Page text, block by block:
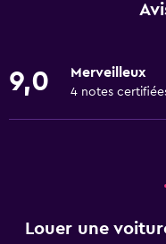
9,0 Merveilleux
4 notes
Louer une